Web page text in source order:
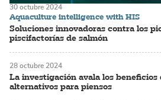
Aquaculture intelligence with HIS
Soluciones innovadoras contra los
piscifactorías de salmón
30 octubre 2024
La investigación avala los
alternativos para piensos
28 octubre 2024